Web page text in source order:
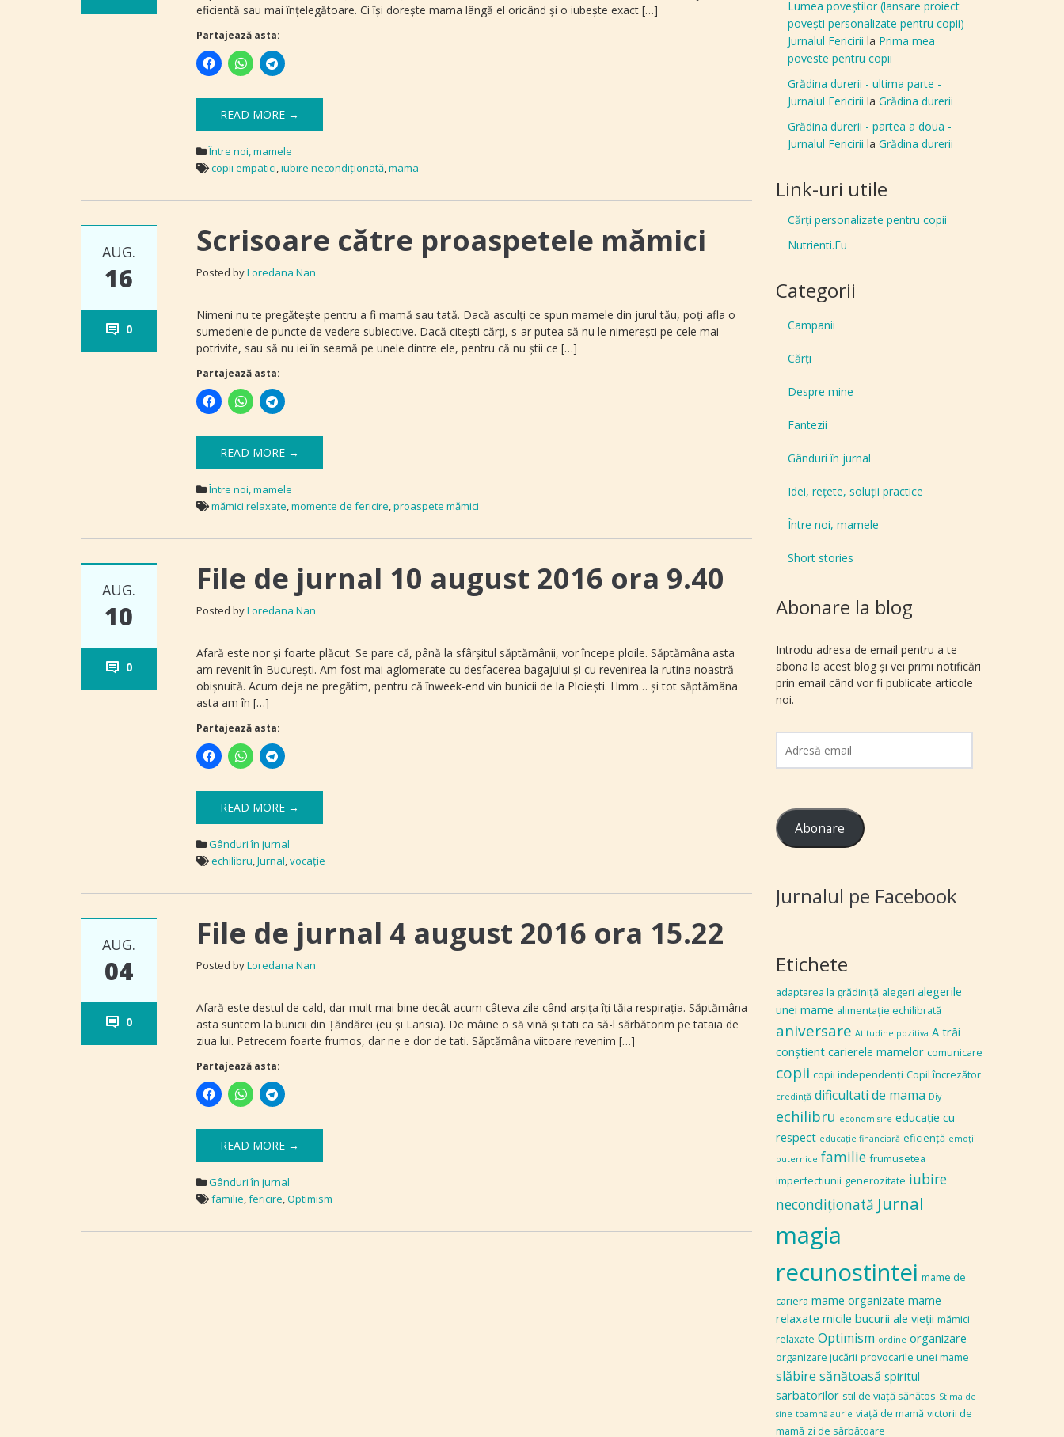
eficientă sau mai înţelegătoare. Ci își doreşte mama lângă el oricând şi o iubeşte exact […]
Partajează asta:
READ MORE →
Între noi, mamele
copii empatici,iubire necondiţionată,mama
AUG.
16
0
Scrisoare către proaspetele mămici
Posted byLoredana Nan
Nimeni nu te pregăteşte pentru a fi mamă sau tată. Dacă asculţi ce spun mamele din jurul tău, poţi afla o
sumedenie de puncte de vedere subiective. Dacă citeşti cărţi, s-ar putea să nu le nimereşti pe cele mai
potrivite, sau să nu iei în seamă pe unele dintre ele, pentru că nu ştii ce […]
Partajează asta:
READ MORE →
Între noi, mamele
mămici relaxate,momente de fericire,proaspete mămici
AUG.
10
0
File de jurnal 10 august 2016 ora 9.40
Posted byLoredana Nan
Afară este nor și foarte plăcut. Se pare că, până la sfârșitul săptămânii, vor începe ploile. Săptămâna asta
am revenit în București. Am fost mai aglomerate cu desfacerea bagajului și cu revenirea la rutina noastră
obișnuită. Acum deja ne pregătim, pentru că înweek-end vin bunicii de la Ploiești. Hmm… și tot săptămâna
asta am în […]
Partajează asta:
READ MORE →
Gânduri în jurnal
echilibru,Jurnal,vocație
AUG.
04
0
File de jurnal 4 august 2016 ora 15.22
Posted byLoredana Nan
Afară este destul de cald, dar mult mai bine decât acum câteva zile când arșița îți tăia respirația. Săptămâna
asta suntem la bunicii din Țăndărei (eu și Larisia). De mâine o să vină și tati ca să-l sărbătorim pe tataia de
ziua lui. Petrecem foarte frumos, dar ne e dor de tati. Săptămâna viitoare revenim […]
Partajează asta:
READ MORE →
Gânduri în jurnal
familie,fericire,Optimism
Lumea poveștilor (lansare proiect
povești personalizate pentru copii) -
Jurnalul Fericirii la Prima mea
poveste pentru copii
Grădina durerii - ultima parte -
Jurnalul Fericirii la Grădina durerii
Grădina durerii - partea a doua -
Jurnalul Fericirii la Grădina durerii
Link-uri utile
Cărți personalizate pentru copii
Nutrienti.Eu
Categorii
Campanii
Cărți
Despre mine
Fantezii
Gânduri în jurnal
Idei, reţete, soluţii practice
Între noi, mamele
Short stories
Abonare la blog
Introdu adresa de email pentru a te
abona la acest blog și vei primi notificări
prin email când vor fi publicate articole
noi.
email
Abonare
Jurnalul pe Facebook
Etichete
adaptarea la grădiniţă alegeri alegerile
unei mame alimentaţie echilibrată
aniversare Atitudine pozitiva A trăi
conștient carierele mamelor comunicare
copii copii independenţi Copil încrezător
credinţă dificultati de mama Diy
echilibru economisire educaţie cu
respect educaţie financiară eficiență emoţii
puternice familie frumusetea
imperfectiunii generozitate iubire
necondiţionată Jurnal
magia
recunostintei mame de
cariera mame organizate mame
relaxate micile bucurii ale vieţii mămici
relaxate Optimism ordine organizare
organizare jucării provocarile unei mame
slăbire sănătoasă spiritul
sarbatorilor stil de viaţă sănătos Stima de
sine toamnă aurie viaţă de mamă victorii de
mamă zi de sărbătoare